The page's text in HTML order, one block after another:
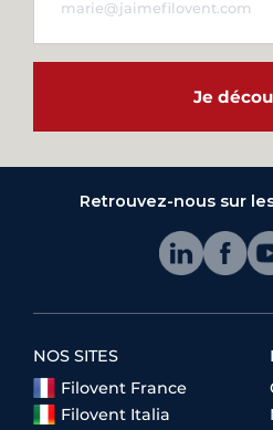
Je
Retrouvez-nous sur
NOS SITES
Filovent France
Filovent Italia